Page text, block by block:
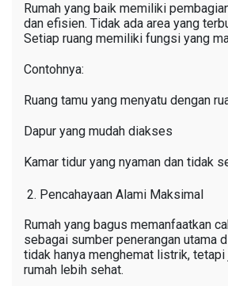
Rumah yang baik memiliki
dan efisien. Tidak ada area yang
Setiap ruang memiliki fungsi yang
Contohnya:
Ruang tamu yang menyatu dengan
Dapur yang mudah diakses
Kamar tidur yang nyaman dan tidak
Pencahayaan Alami Maksimal
Rumah yang bagus memanfaatkan
sebagai sumber penerangan utama
tidak hanya menghemat listrik, tetapi
rumah lebih sehat.